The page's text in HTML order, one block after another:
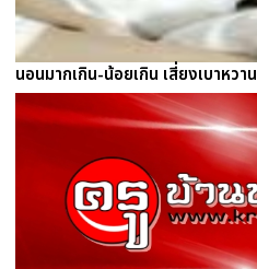
นอนมากเกิน-น้อยเกิน เสี่ยงเบาหวาน